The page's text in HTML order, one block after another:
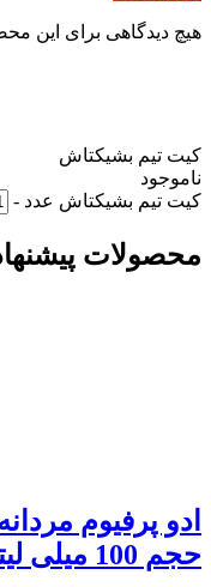
هیچ دیدگاهی برای این
کیت تیم بشیکتاش
ناموجود
کیت تیم بشیکتاش عدد -
محصولات
حجم 100 میلی لیتر